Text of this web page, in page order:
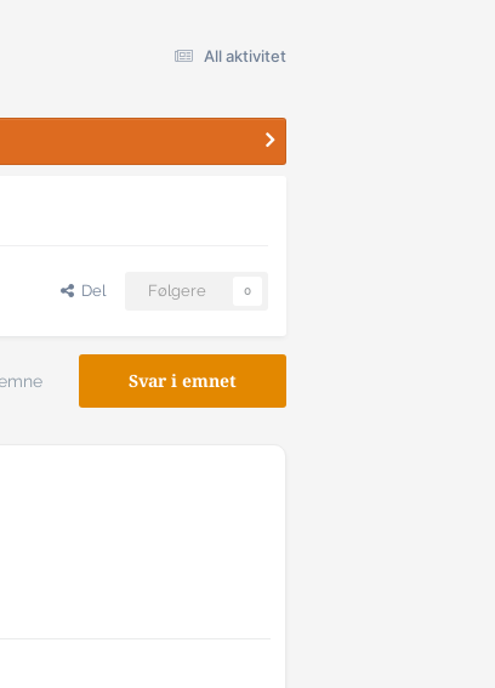
All aktivitet
Del Følgere 0
Svar i emnet